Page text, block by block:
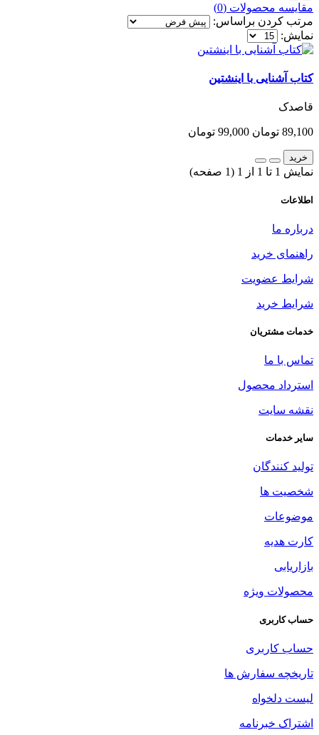
مقایسه محصولات (0)
مرتب کردن براساس:
نمایش:
کتاب آشنایی با اینشتین
قاصدک
89,100 تومان 99,000 تومان
خرید
نمایش 1 تا 1 از 1 (1 صفحه)
اطلاعات
درباره ما
راهنمای خرید
شرایط عضویت
شرایط خرید
خدمات مشتریان
تماس با ما
استرداد محصول
نقشه سایت
سایر خدمات
تولید کنندگان
شخصیت ها
موضوعات
کارت هدیه
بازاریابی
محصولات ویژه
حساب کاربری
حساب کاربری
تاریخچه سفارش ها
لیست دلخواه
اشتراک خبرنامه